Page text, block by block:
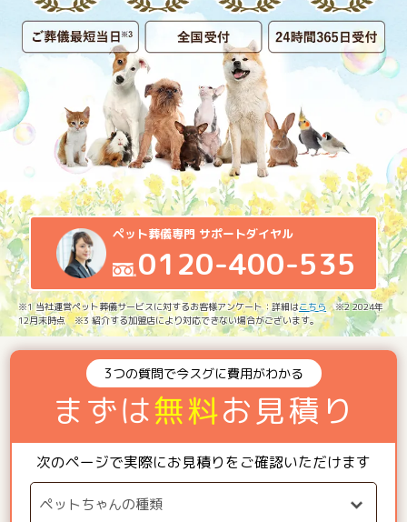
ペット葬儀専門 サポートダイヤル
0120-400-535
※1 当社運営ペット葬儀サービスに対するお客様アンケート：詳細はこちら ※2 2024年
12月末時点 ※3 紹介する加盟店により対応できない場合がございます。
3つの質問で今スグに費用がわかる
まずは無料お見積り
次のページで実際にお見積りをご確認いただけます